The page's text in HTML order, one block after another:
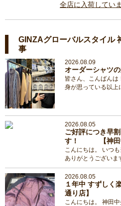
全店に入荷してい
GINZAグローバルスタイル
事
2026.08.09
オーダーシャツの
皆さん、こんばんは
身が思っている以上
2026.08.05
ご好評につき早
す！ 【神田中
こんにちは。 いつ
ありがとうございま
2026.08.05
１年中 すずしく
通り店】
こんにちは。 神田